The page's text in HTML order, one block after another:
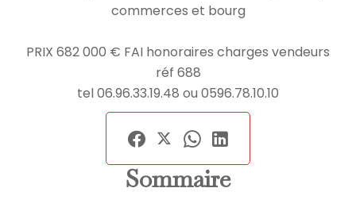
commerces et bourg
PRIX 682 000 € FAI honoraires charges vendeurs
réf 688
tel 06.96.33.19.48 ou 0596.78.10.10
Sommaire